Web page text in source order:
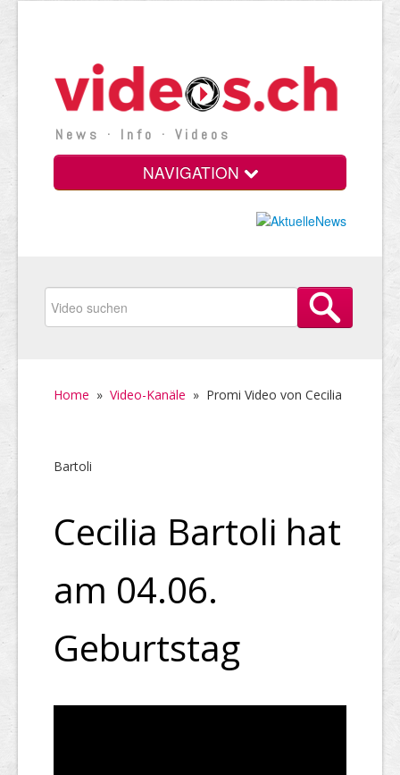
News · Info · Videos
NAVIGATION
Home » Video-Kanäle » Promi Video von Cecilia
Bartoli
Cecilia Bartoli hat
am 04.06.
Geburtstag